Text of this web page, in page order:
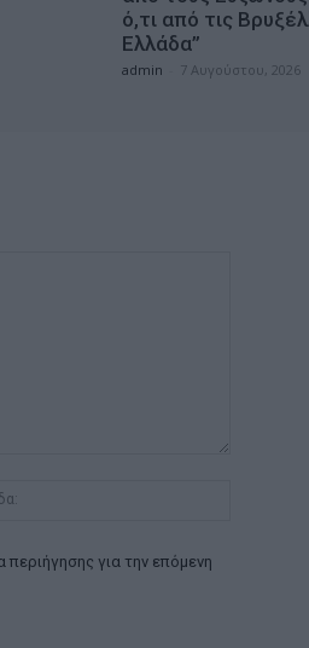
ό,τι από τις
Ελλάδα”
admin 7 Αυγούστου, 2026
για την επόμενη